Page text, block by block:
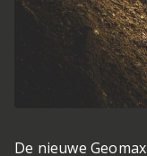
De nieuwe